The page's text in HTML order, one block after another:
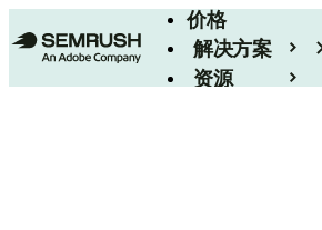
价格
解决方案
资源